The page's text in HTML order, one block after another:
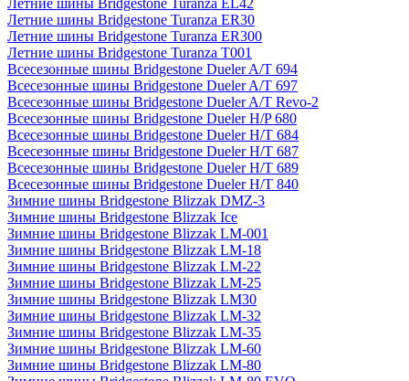
Летние шины Bridgestone Turanza EL42
Летние шины Bridgestone Turanza ER30
Летние шины Bridgestone Turanza ER300
Летние шины Bridgestone Turanza T001
Всесезонные шины Bridgestone Dueler A/T 694
Всесезонные шины Bridgestone Dueler A/T 697
Всесезонные шины Bridgestone Dueler A/T Revo-2
Всесезонные шины Bridgestone Dueler H/P 680
Всесезонные шины Bridgestone Dueler H/T 684
Всесезонные шины Bridgestone Dueler H/T 687
Всесезонные шины Bridgestone Dueler H/T 689
Всесезонные шины Bridgestone Dueler H/T 840
Зимние шины Bridgestone Blizzak DMZ-3
Зимние шины Bridgestone Blizzak Ice
Зимние шины Bridgestone Blizzak LM-001
Зимние шины Bridgestone Blizzak LM-18
Зимние шины Bridgestone Blizzak LM-22
Зимние шины Bridgestone Blizzak LM-25
Зимние шины Bridgestone Blizzak LM30
Зимние шины Bridgestone Blizzak LM-32
Зимние шины Bridgestone Blizzak LM-35
Зимние шины Bridgestone Blizzak LM-60
Зимние шины Bridgestone Blizzak LM-80